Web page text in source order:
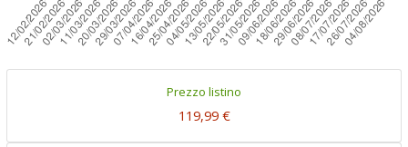
Prezzo listino
119,99 €